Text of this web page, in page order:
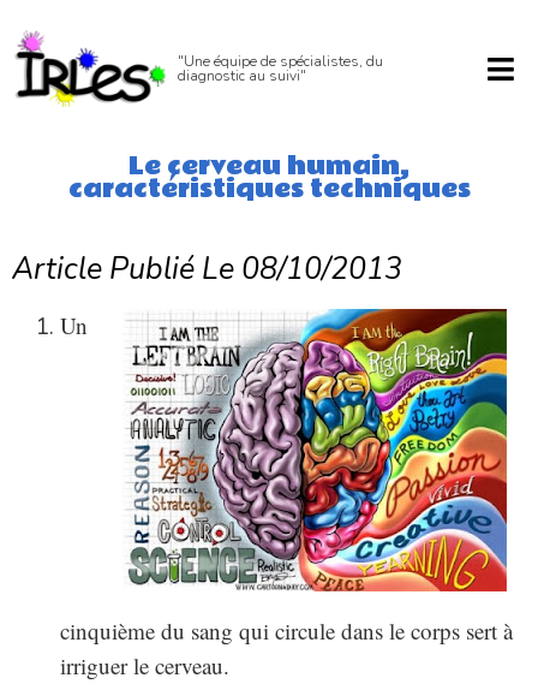
"Une équipe de spécialistes, du
diagnostic au suivi"
Le cerveau humain,
caractéristiques techniques
Article Publié Le 08/10/2013
Un
cinquième du sang qui circule dans le corps sert à
irriguer le cerveau.